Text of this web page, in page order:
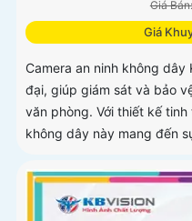
Giá
Giá
Camera an ninh không dây
đại, giúp giám sát và bảo
văn phòng. Với thiết kế
không dây này mang đến